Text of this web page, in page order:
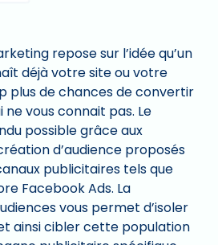
repose sur l’idée qu’un
déjà votre site ou votre
plus de chances de convertir
ne vous connait pas. Le
possible grâce aux
d’audience proposés
publicitaires tels que
Facebook Ads. La
vous permet d’isoler
ainsi cibler cette population